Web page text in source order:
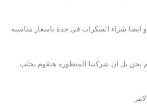
و ايضا شراء السكراب في جدة باسعار مناسبه
نحن بل ان شركتنا المتطوره هتقوم بجلب